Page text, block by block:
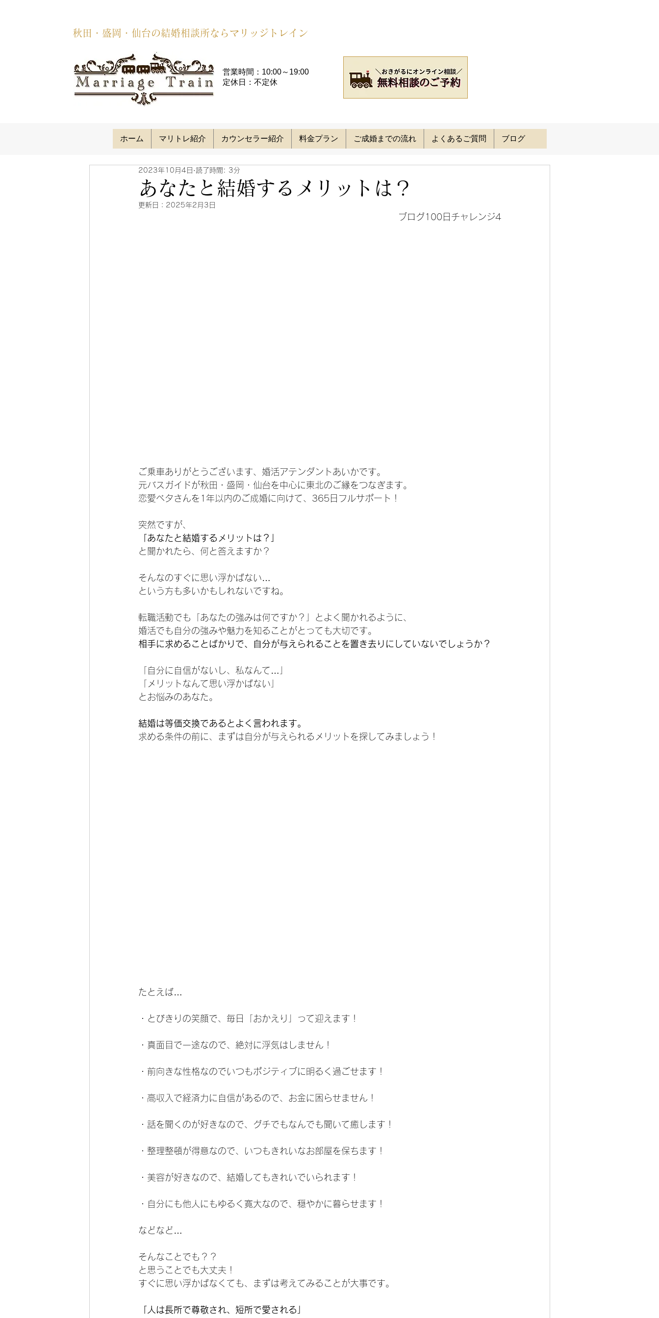
秋田・盛岡・仙台の結婚相談所ならマリッジトレイン
営業時間：10:00～19:00​
定休日：不定休
ホーム マリトレ紹介 カウンセラー紹介 料金プラン ご成婚までの流れ よくあるご質問 ブログ
あなたと結婚するメリットは？
2023年10月4日 読了時間: 3分
更新日： 2025年2月3日
ブログ100日チャレンジ4
ご乗車ありがとうございます、婚活アテンダントあいかです。
元バスガイドが秋田・盛岡・仙台を中心に東北のご縁をつなぎます。
恋愛ベタさんを1年以内のご成婚に向けて、365日フルサポート！
突然ですが、
「あなたと結婚するメリットは？」
と聞かれたら、何と答えますか？
そんなのすぐに思い浮かばない…
という方も多いかもしれないですね。
転職活動でも「あなたの強みは何ですか？」とよく聞かれるように、
婚活でも自分の強みや魅力を知ることがとっても大切です。
相手に求めることばかりで、自分が与えられることを置き去りにしていないでしょうか？
「自分に自信がないし、私なんて…」
「メリットなんて思い浮かばない」
とお悩みのあなた。
結婚は等価交換であるとよく言われます。
求める条件の前に、まずは自分が与えられるメリットを探してみましょう！
たとえば…
・とびきりの笑顔で、毎日「おかえり」って迎えます！
・真面目で一途なので、絶対に浮気はしません！
・前向きな性格なのでいつもポジティブに明るく過ごせます！
・高収入で経済力に自信があるので、お金に困らせません！
・話を聞くのが好きなので、グチでもなんでも聞いて癒します！
・整理整頓が得意なので、いつもきれいなお部屋を保ちます！
・美容が好きなので、結婚してもきれいでいられます！
・自分にも他人にもゆるく寛大なので、穏やかに暮らせます！
などなど…
そんなことでも？？
と思うことでも大丈夫！
すぐに思い浮かばなくても、まずは考えてみることが大事です。
「人は長所で尊敬され、短所で愛される」